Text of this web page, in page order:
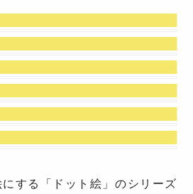
する「ドット絵」のシリーズ